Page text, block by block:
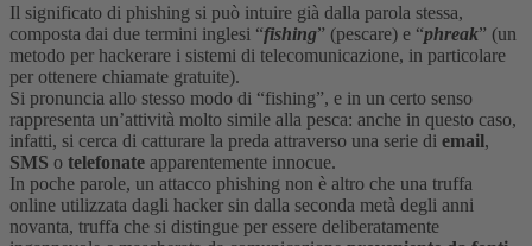
Il significato di phishing si può intuire già dalla parola stessa,
composta dai due termini inglesi “fishing” (pescare) e “phreak” (un
metodo per hackerare i sistemi di telecomunicazione, in particolare
per ottenere chiamate gratuite).
Si pronuncia allo stesso modo di “fishing”, e in un certo senso
rappresenta un’attività molto simile alla pesca: anche in questo caso,
infatti, si cerca di catturare la preda attraverso una serie di email,
SMS o telefonate apparentemente innocue.
In poche parole, un attacco phishing non è altro che una truffa
online utilizzata dagli hacker sin dalla seconda metà degli anni
novanta, truffa che si distingue per essere deliberatamente